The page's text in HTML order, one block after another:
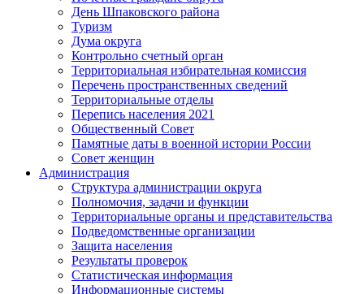
День Шпаковского района
Туризм
Дума округа
Контрольно счетный орган
Территориальная избирательная комиссия
Перечень пространственных сведений
Территориальные отделы
Перепись населения 2021
Общественный Совет
Памятные даты в военной истории России
Совет женщин
Администрация
Структура администрации округа
Полномочия, задачи и функции
Территориальные органы и представительства
Подведомственные организации
Защита населения
Результаты проверок
Статистическая информация
Информационные системы